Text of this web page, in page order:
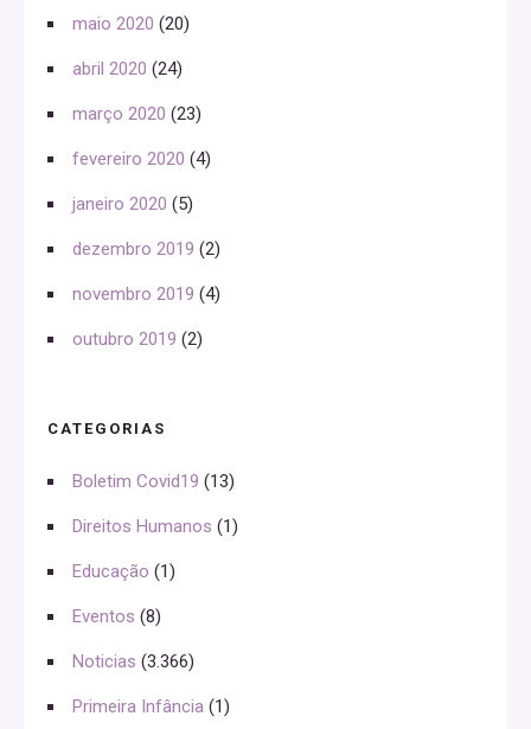
maio 2020 (20)
abril 2020 (24)
março 2020 (23)
fevereiro 2020 (4)
janeiro 2020 (5)
dezembro 2019 (2)
novembro 2019 (4)
outubro 2019 (2)
CATEGORIAS
Boletim Covid19 (13)
Direitos Humanos (1)
Educação (1)
Eventos (8)
Noticias (3.366)
Primeira Infância (1)